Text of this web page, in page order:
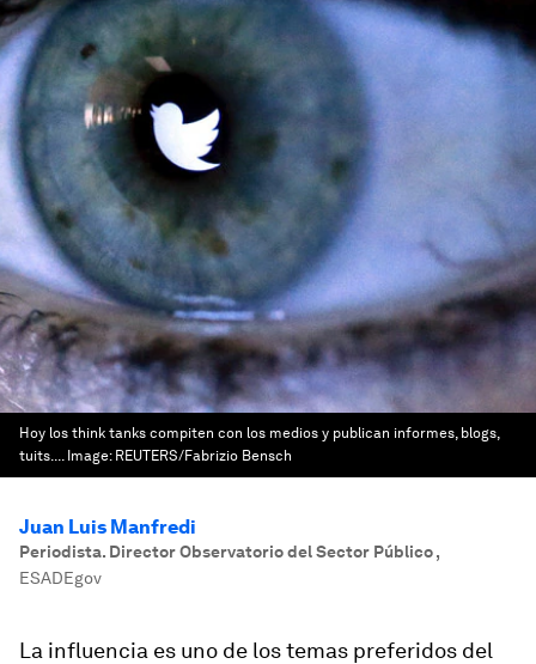
Hoy los think tanks compiten con los medios y publican informes, blogs,
tuits.... Image: REUTERS/Fabrizio Bensch
Juan Luis Manfredi
Periodista. Director Observatorio del Sector Público,
ESADEgov
La influencia es uno de los temas preferidos del